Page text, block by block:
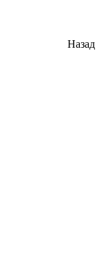
Назад